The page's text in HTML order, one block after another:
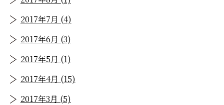
2017年7月 (4)
2017年6月 (3)
2017年5月 (1)
2017年4月 (15)
2017年3月 (5)